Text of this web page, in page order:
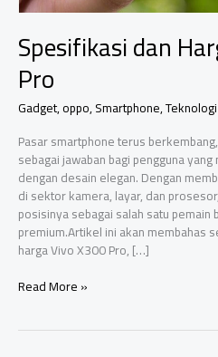
Spesifikasi dan
Pro
Gadget,oppo,Smartphone,Teknologi
Pasar smartphone terus
sebagai jawaban bagi pengguna
dengan desain elegan. Dengan
di sektor kamera, layar, dan
posisinya sebagai salah satu
premium.Artikel ini akan membahas
harga Vivo X300 Pro, […]
Spesifikasi
Read More »